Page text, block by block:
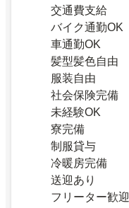
交通費支給
バイク通勤OK
車通勤OK
髪型髪色自由
服装自由
社会保険完備
未経験OK
寮完備
制服貸与
冷暖房完備
送迎あり
フリーター歓迎